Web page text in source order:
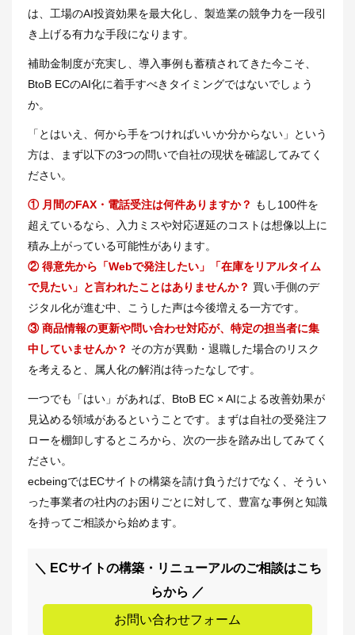
は、工場のAI投資効果を最大化し、製造業の競争力を一段引
き上げる有力な手段になります。
補助金制度が充実し、導入事例も蓄積されてきた今こそ、
BtoB ECのAI化に着手すべきタイミングではないでしょう
か。
「とはいえ、何から手をつければいいか分からない」という
方は、まず以下の3つの問いで自社の現状を確認してみてく
ださい。
① 月間のFAX・電話受注は何件ありますか？ もし100件を
超えているなら、入力ミスや対応遅延のコストは想像以上に
積み上がっている可能性があります。
② 得意先から「Webで発注したい」「在庫をリアルタイム
で見たい」と言われたことはありませんか？ 買い手側のデ
ジタル化が進む中、こうした声は今後増える一方です。
③ 商品情報の更新や問い合わせ対応が、特定の担当者に集
中していませんか？ その方が異動・退職した場合のリスク
を考えると、属人化の解消は待ったなしです。
一つでも「はい」があれば、BtoB EC × AIによる改善効果が
見込める領域があるということです。まずは自社の受発注フ
ローを棚卸しするところから、次の一歩を踏み出してみてく
ださい。
ecbeingではECサイトの構築を請け負うだけでなく、そうい
った事業者の社内のお困りごとに対して、豊富な事例と知識
を持ってご相談から始めます。
＼ ECサイトの構築・リニューアルのご相談はこち
らから ／
お問い合わせフォーム